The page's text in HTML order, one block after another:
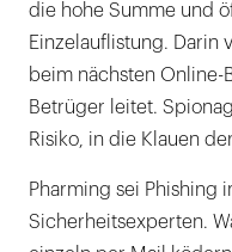
die hohe Summe und
Einzelauflistung. Darin
beim nächsten Online-
Betrüger leitet.
Risiko, in die Klauen
Pharming sei Phishing
Sicherheitsexperten.